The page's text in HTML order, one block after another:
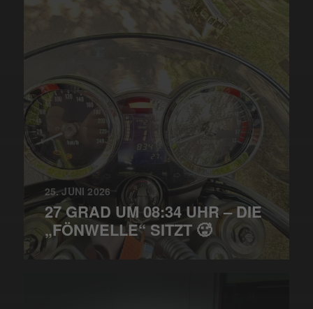
25. JUNI 2026
27 GRAD UM 08:34 UHR – DIE
„FÖNWELLE“ SITZT 🥵